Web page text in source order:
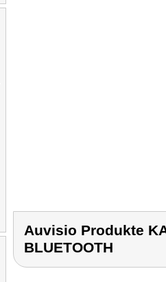
Auvisio Produkte
BLUETOOTH